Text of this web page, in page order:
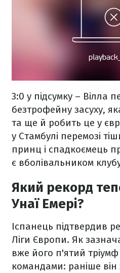
3:0 у підсумку – Вілла
безтрофейну засуху,
та ще й робить це у
у Стамбулі перемозі
принц і спадкоємець
є вболівальником
Який рекорд
Унаї Емері?
Іспанець підтвердив
Ліги Європи. Як
вже його п'ятий
командами: раніше він